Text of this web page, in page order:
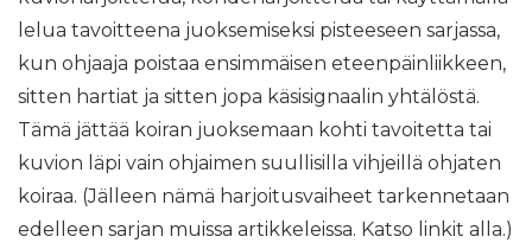
lelua tavoitteena juoksemiseksi pisteeseen sarjassa,
kun ohjaaja poistaa ensimmäisen eteenpäinliikkeen,
sitten hartiat ja sitten jopa käsisignaalin yhtälöstä.
Tämä jättää koiran juoksemaan kohti tavoitetta tai
kuvion läpi vain ohjaimen suullisilla vihjeillä ohjaten
koiraa. (Jälleen nämä harjoitusvaiheet tarkennetaan
edelleen sarjan muissa artikkeleissa. Katso linkit alla.)